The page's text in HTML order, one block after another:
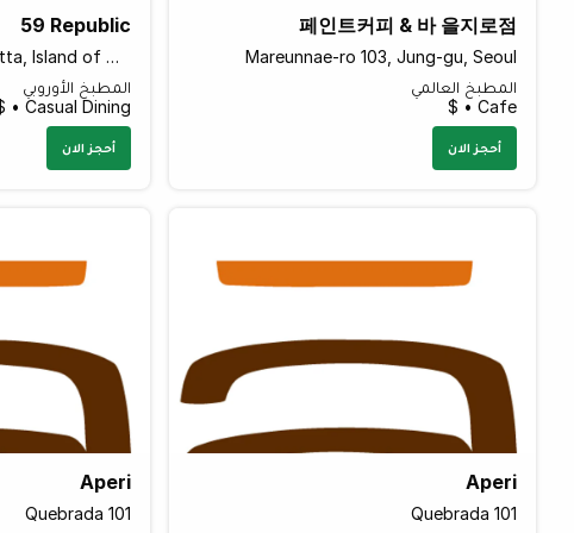
페인트커피 & 바 을지로점
Mareunnae-ro 103, Jung-gu, Seoul
المطبخ العالمي
Cafe • $
أحجز الان
59 Republic
St Georges Square, Valletta, Island of Malta VLT 1190 Malta
المطبخ الأوروبي
Casual Dining • $$$
أحجز الان
Aperi
Quebrada 101
Aperi
Quebrada 101